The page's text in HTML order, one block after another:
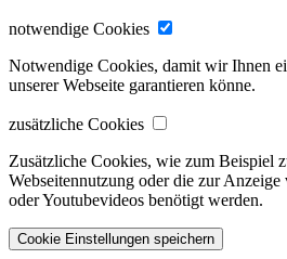
notwendige Cookies
Notwendige Cookies, damit wir Ihnen
unserer Webseite garantieren könne.
zusätzliche Cookies
Zusätzliche Cookies, wie zum Beispiel
Webseitennutzung oder die zur
oder Youtubevideos benötigt werden.
Cookie Einstellungen speichern